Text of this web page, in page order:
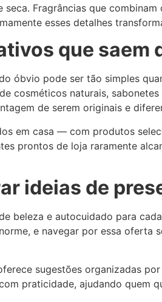
seca. Fragrâncias que
esses detalhes
que saem
óbvio pode ser tão simples
cosméticos naturais,
de serem originais e
em casa — com produtos
prontos de loja raramente
ideias de
beleza e autocuidado para
e navegar por essa oferta
sugestões organizadas
praticidade, ajudando quem